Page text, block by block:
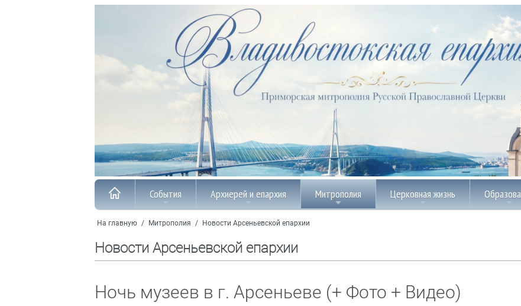
События Архиерей и епархия Митрополия Церковная жизнь
На главную / Митрополия / Новости Арсеньевской епархии
Новости Арсеньевской епархии
Ночь музеев в г. Арсеньеве (+ Фото + Видео)